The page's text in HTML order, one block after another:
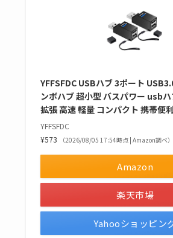
YFFSFDC USBハブ 3ポート
ンボハブ 超小型 バスパワー usb
拡張 高速 軽量 コンパクト 携帯便
YFFSFDC
¥573
（2026/08/05 17:54時点 | Amazon調べ）
Amazon
楽天市場
Yahooショッピン